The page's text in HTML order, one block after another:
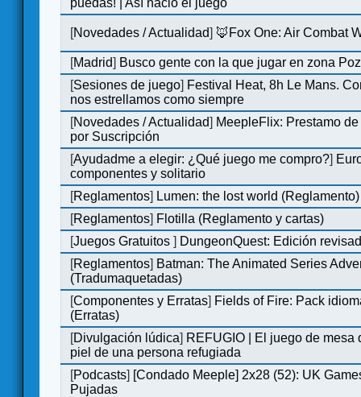
puedas! | Así nació el juego
[Novedades / Actualidad] 🦊Fox One: Air Combat
[Madrid] Busco gente con la que jugar en zona
[Sesiones de juego] Festival Heat, 8h Le Mans.
nos estrellamos como siempre
[Novedades / Actualidad] MeepleFlix: Prestamo
por Suscripción
[Ayudadme a elegir: ¿Qué juego me compro?]
componentes y solitario
[Reglamentos] Lumen: the lost world (Reglamento)
[Reglamentos] Flotilla (Reglamento y cartas)
[Juegos Gratuitos] DungeonQuest: Edición
[Reglamentos] Batman: The Animated Series
(Tradumaquetadas)
[Componentes y Erratas] Fields of Fire: Pack
(Erratas)
[Divulgación lúdica] REFUGIO | El juego de mesa
piel de una persona refugiada
[Podcasts] [Condado Meeple] 2x28 (52): UK
Pujadas